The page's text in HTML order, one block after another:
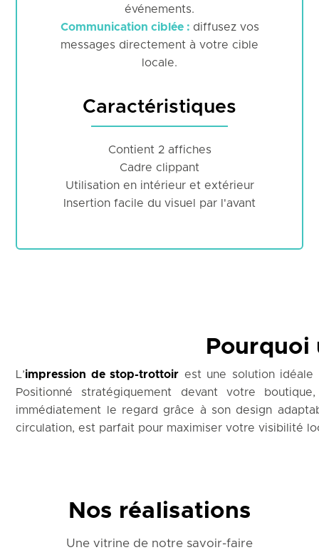
événements.
Communication ciblée : diffusez vos
messages directement à votre cible
locale.
Caractéristiques
Contient 2 affiches
Cadre clippant
Utilisation en intérieur et extérieur
Insertion facile du visuel par l'avant
L’impression de stop-trottoir est une solution
Positionné stratégiquement devant votre
immédiatement le regard grâce à son design
circulation, est parfait pour maximiser votre visibilité
Nos réalisations
Une vitrine de notre savoir-faire